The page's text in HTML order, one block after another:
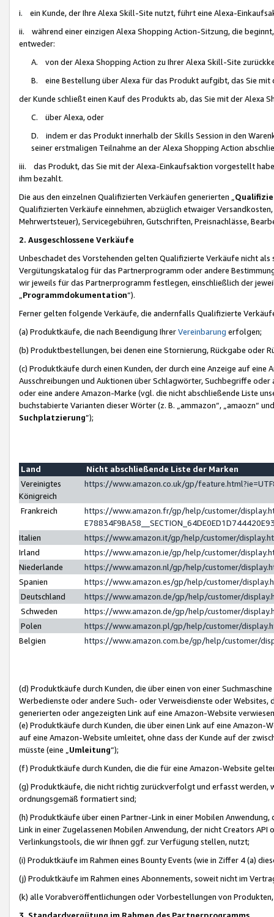
i. ein Kunde, der Ihre Alexa Skill-Site nutzt, führt eine Alexa-
ii. während einer einzigen Alexa Shopping Action-Sitzung, die
entweder:
A. von der Alexa Shopping Action zu Ihrer Alexa Skill-Site
B. eine Bestellung über Alexa für das Produkt aufgibt, das Sie mit
der Kunde schließt einen Kauf des Produkts ab, das Sie mit der Alexa
C. über Alexa, oder
D. indem er das Produkt innerhalb der Skills Session in den
seiner erstmaligen Teilnahme an der Alexa Shopping Action
iii. das Produkt, das Sie mit der Alexa-Einkaufsaktion vorgestellt
ihm bezahlt.
Die aus den einzelnen Qualifizierten Verkäufen generierten „
Qualifizierten Verkäufe einnehmen, abzüglich etwaiger
Mehrwertsteuer), Servicegebühren, Gutschriften, Preisnachlässe,
2. Ausgeschlossene Verkäufe
Unbeschadet des Vorstehenden gelten Qualifizierte Verkäufe nicht
Vergütungskatalog für das Partnerprogramm oder andere
wir jeweils für das Partnerprogramm festlegen, einschließlich der
Programmdokumentation“).
Ferner gelten folgende Verkäufe, die andernfalls Qualifizierte
(a) Produktkäufe, die nach Beendigung IhrerVereinbarung erfolgen;
(b) Produktbestellungen, bei denen eine Stornierung, Rückgabe oder
(c) Produktkäufe durch einen Kunden, der durch eine Anzeige auf
Ausschreibungen und Auktionen über Schlagwörter, Suchbegriffe
oder eine andere Amazon-Marke (vgl. die nicht abschließende Liste
buchstabierte Varianten dieser Wörter (z. B. „ammazon“, „amaozn“
Suchplatzierung”);
Land
Nicht abschließende Liste der Marken
Vereinigtes
Königreich
https://www.amazon.co.uk/gp/
Frankreich
https://www.amazon.fr/gp/help/customer/
Italien
https://www.amazon.it/gp/help/customer/
Irland
https://www.amazon.ie/gp/help/customer/
Niederlande
https://www.amazon.nl/gp/help/customer/
Spanien
https://www.amazon.es/gp/help/customer/
Deutschland
https://www.amazon.de/gp/help/customer/
Schweden
https://www.amazon.de/gp/help/customer/
Polen
https://www.amazon.pl/gp/help/customer/
Belgien
https://www.amazon.com.be/gp/help/customer/
(d) Produktkäufe durch Kunden, die über einen von einer
Werbedienste oder andere Such- oder Verweisdienste oder Websites,
generierten oder angezeigten Link auf eine Amazon-Website
(e) Produktkäufe durch Kunden, die über einen Link auf eine
auf eine Amazon-Website umleitet, ohne dass der Kunde auf der
müsste (eine „ Umleitung“);
(f) Produktkäufe durch Kunden, die die für eine Amazon-Website
(g) Produktkäufe, die nicht richtig zurückverfolgt und erfasst werden,
ordnungsgemäß formatiert sind;
(h) Produktkäufe über einen Partner-Link in einer Mobilen
Link in einer Zugelassenen Mobilen Anwendung, der nicht Creators
Verlinkungstools, die wir Ihnen ggf. zur Verfügung stellen, nutzt;
(i) Produktkäufe im Rahmen eines Bounty Events (wie in Ziffer 4 (a)
(j) Produktkäufe im Rahmen eines Abonnements, soweit nicht im
(k) alle Vorabveröffentlichungen oder Vorbestellungen von
3. Standardvergütung im Rahmen des Partnerprogramms